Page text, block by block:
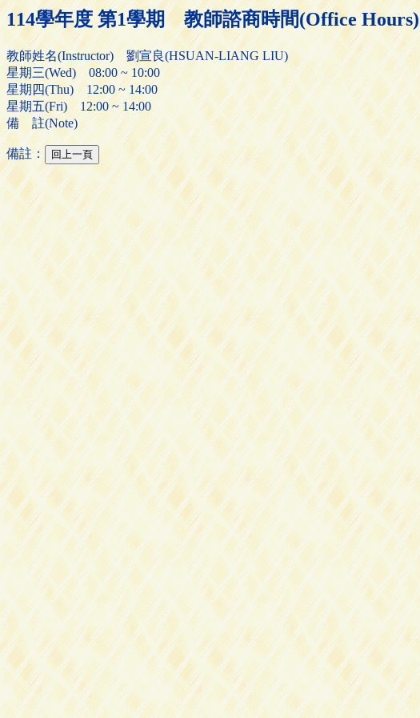
114學年度 第1學期 教師諮商時間(Office Hours)
教師姓名(Instructor) 劉宣良(HSUAN-LIANG LIU)
星期三(Wed) 08:00 ~ 10:00
星期四(Thu) 12:00 ~ 14:00
星期五(Fri) 12:00 ~ 14:00
備 註(Note)
備註：